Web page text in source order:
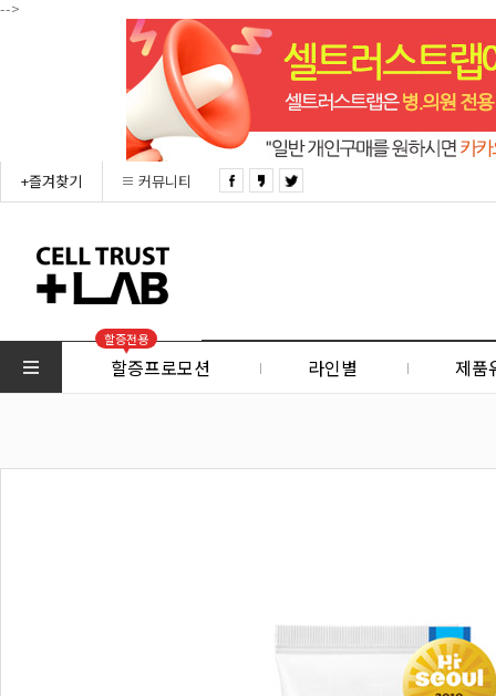
-->
+즐겨찾기 커뮤니티
할증전용
할증프로모션 라인별 제품